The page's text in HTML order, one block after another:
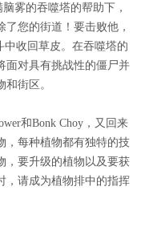
雾的吞噬塔的帮助下，
了您的街道！要击败他，
中收回草皮。在吞噬塔的
面对具有挑战性的僵尸并
街区。
和Bonk Choy，又回来
，每种植物都有独特的技
，要升级的植物以及要获
，请成为植物排中的指挥